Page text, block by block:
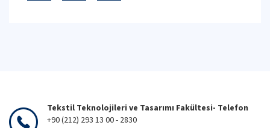
Tekstil Teknolojileri ve Tasarımı Fakültesi- Telefon
+90 (212) 293 13 00 - 2830